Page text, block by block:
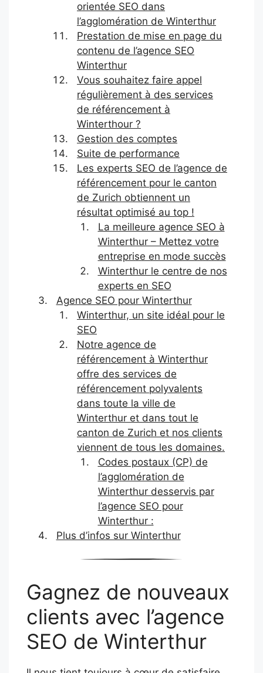
orientée SEO dans
l’agglomération de Winterthur
Prestation de mise en page du
contenu de l’agence SEO
Winterthur
Vous souhaitez faire appel
régulièrement à des services
de référencement à
Winterthour ?
Gestion des comptes
Suite de performance
Les experts SEO de l’agence de
référencement pour le canton
de Zurich obtiennent un
résultat optimisé au top !
La meilleure agence SEO à
Winterthur – Mettez votre
entreprise en mode succès
Winterthur le centre de nos
experts en SEO
Agence SEO pour Winterthur
Winterthur, un site idéal pour le
SEO
Notre agence de
référencement à Winterthur
offre des services de
référencement polyvalents
dans toute la ville de
Winterthur et dans tout le
canton de Zurich et nos clients
viennent de tous les domaines.
Codes postaux (CP) de
l’agglomération de
Winterthur desservis par
l’agence SEO pour
Winterthur :
Plus d’infos sur Winterthur
Gagnez de nouveaux
clients avec l’agence
SEO de Winterthur